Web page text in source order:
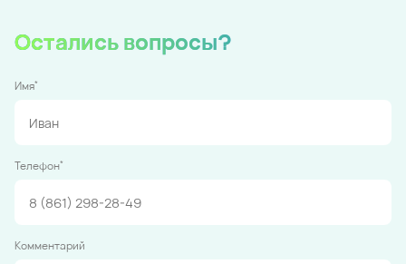
Остались вопросы?
Имя*
Телефон*
Комментарий